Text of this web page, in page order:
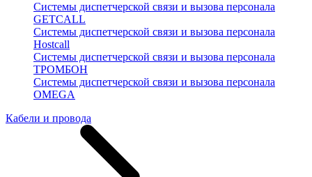
Системы диспетчерской связи и вызова персонала
GETCALL
Системы диспетчерской связи и вызова персонала
Hostcall
Системы диспетчерской связи и вызова персонала
ТРОМБОН
Системы диспетчерской связи и вызова персонала
OMEGA
Кабели и провода